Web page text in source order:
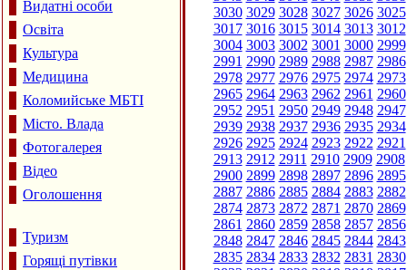
Видатні особи
Освіта
Культура
Медицина
Коломийське МБТІ
Місто. Влада
Фотогалерея
Відео
Оголошення
Туризм
Горящі путівки
3030 3029 3028 3027 3026 3025
3017 3016 3015 3014 3013 3012
3004 3003 3002 3001 3000 2999
2991 2990 2989 2988 2987 2986
2978 2977 2976 2975 2974 2973
2965 2964 2963 2962 2961 2960
2952 2951 2950 2949 2948 2947
2939 2938 2937 2936 2935 2934
2926 2925 2924 2923 2922 2921
2913 2912 2911 2910 2909 2908
2900 2899 2898 2897 2896 2895
2887 2886 2885 2884 2883 2882
2874 2873 2872 2871 2870 2869
2861 2860 2859 2858 2857 2856
2848 2847 2846 2845 2844 2843
2835 2834 2833 2832 2831 2830